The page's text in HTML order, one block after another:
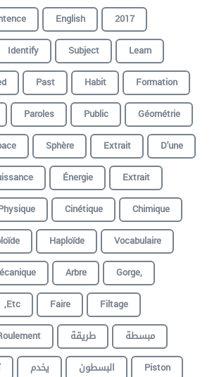
English
2017
Identify Subject
Learn
Past Habit
Formation
Paroles Public
Géométrie
Sphère Extrait
D'une
Énergie
Extrait
Cinétique
Chimique
Haploïde
Vocabulaire
Arbre
Gorge,
,etc Faire
Filtage
طريقة
مبسطة
يخدم البسطون
Piston